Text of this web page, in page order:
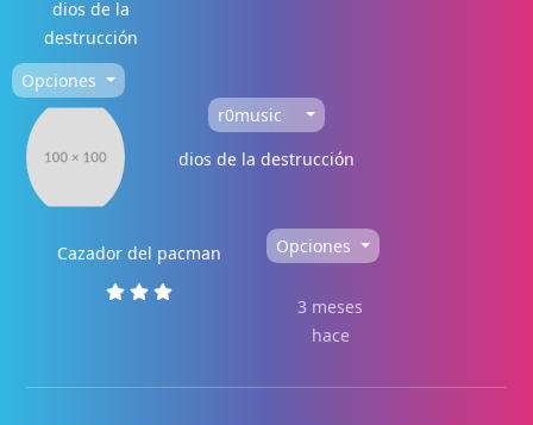
dios de la
destrucción
Opciones
r0music
dios de la destrucción
Cazador del pacman Opciones
3 meses
hace